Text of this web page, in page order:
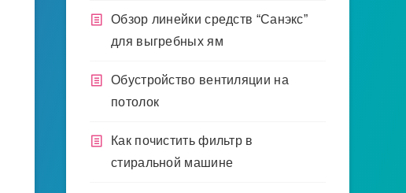
Обзор линейки средств “Санэкс”
для выгребных ям
Обустройство вентиляции на
потолок
Как почистить фильтр в
стиральной машине